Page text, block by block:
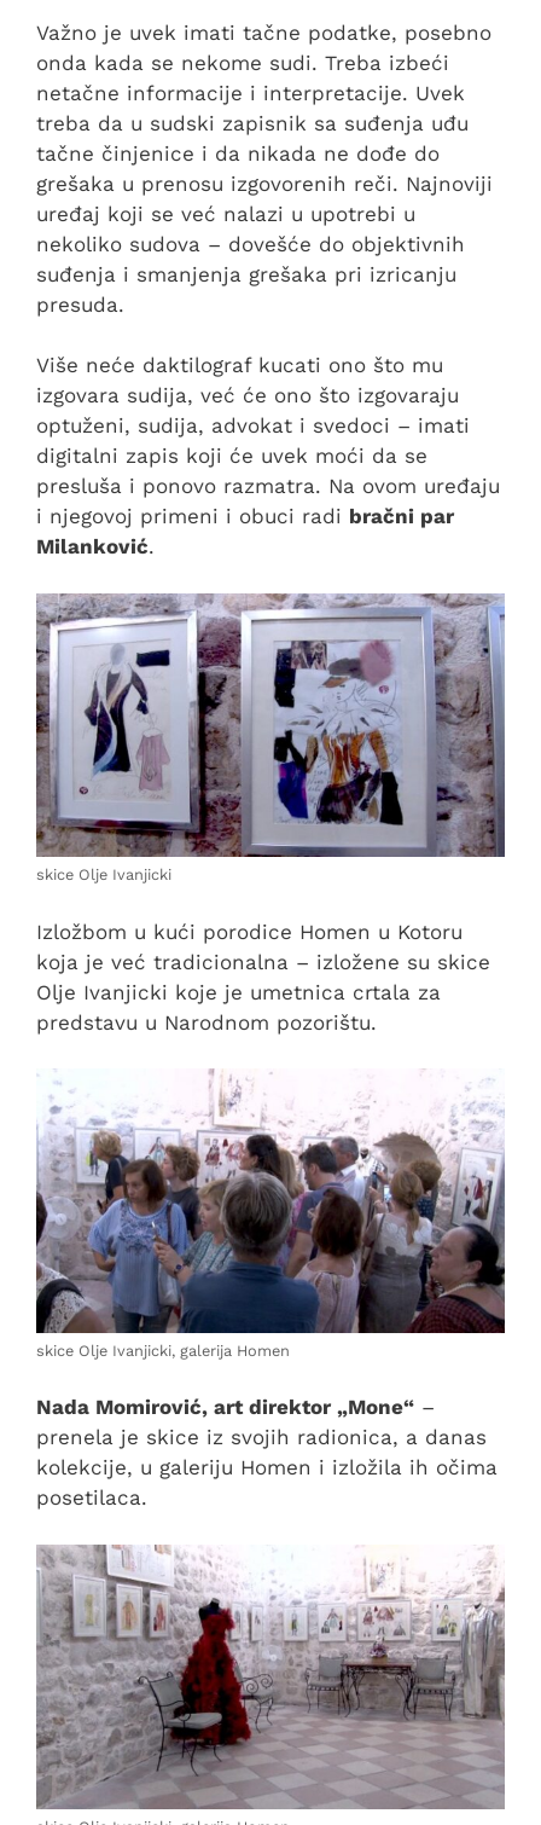
Važno je uvek imati tačne podatke, posebno
onda kada se nekome sudi. Treba izbeći
netačne informacije i interpretacije. Uvek
treba da u sudski zapisnik sa suđenja uđu
tačne činjenice i da nikada ne dođe do
grešaka u prenosu izgovorenih reči. Najnoviji
uređaj koji se već nalazi u upotrebi u
nekoliko sudova – dovešće do objektivnih
suđenja i smanjenja grešaka pri izricanju
presuda.
Više neće daktilograf kucati ono što mu
izgovara sudija, već će ono što izgovaraju
optuženi, sudija, advokat i svedoci – imati
digitalni zapis koji će uvek moći da se
presluša i ponovo razmatra. Na ovom uređaju
i njegovoj primeni i obuci radi bračni par
Milanković.
skice Olje Ivanjicki
Izložbom u kući porodice Homen u Kotoru
koja je već tradicionalna – izložene su skice
Olje Ivanjicki koje je umetnica crtala za
predstavu u Narodnom pozorištu.
skice Olje Ivanjicki, galerija Homen
Nada Momirović, art direktor „Mone“ –
prenela je skice iz svojih radionica, a danas
kolekcije, u galeriju Homen i izložila ih očima
posetilaca.